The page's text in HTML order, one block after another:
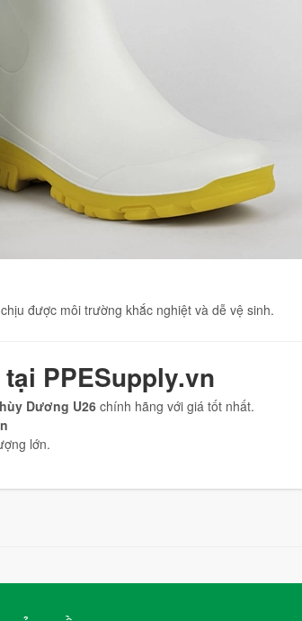
được môi trường khắc nghiệt và dễ vệ sinh.
tại PPESupply.vn
Dương U26chính hãng với giá tốt nhất.
lớn.